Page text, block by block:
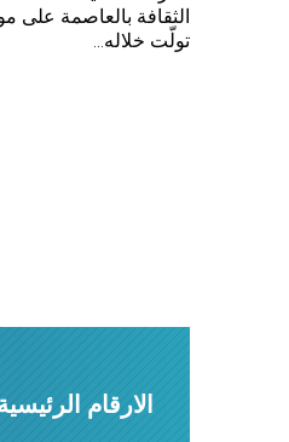
أفريل 2026
"للمؤسّسة…
الارقام